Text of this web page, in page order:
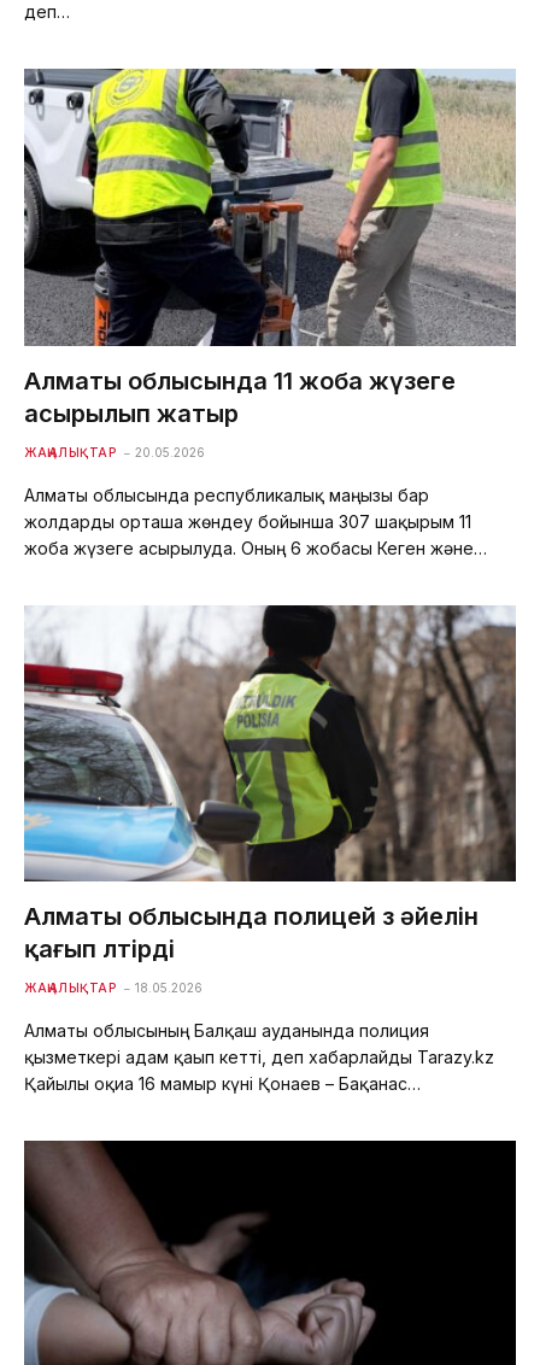
деп…
Алматы облысында 11 жоба жүзеге
асырылып жатыр
ЖАҢАЛЫҚТАР 20.05.2026
Алматы облысында республикалық маңызы бар
жолдарды орташа жөндеу бойынша 307 шақырым 11
жоба жүзеге асырылуда. Оның 6 жобасы Кеген және…
Алматы облысында полицей өз әйелін
қағып өлтірді
ЖАҢАЛЫҚТАР 18.05.2026
Алматы облысының Балқаш ауданында полиция
қызметкері адам қағып кетті, деп хабарлайды Tarazy.kz
Қайғылы оқиға 16 мамыр күні Қонаев – Бақанас…